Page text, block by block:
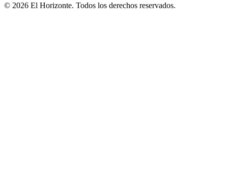
© 2026 El Horizonte. Todos los derechos reservados.